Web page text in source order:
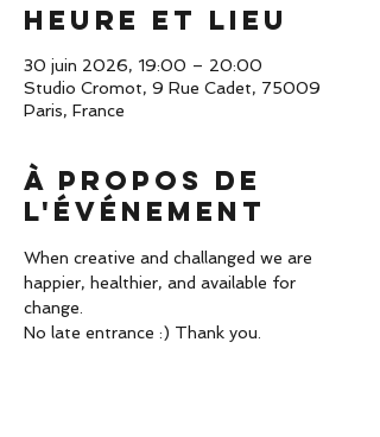
Heure et lieu
30 juin 2026, 19:00 – 20:00
Studio Cromot, 9 Rue Cadet, 75009
Paris, France
À propos de
l'événement
When creative and challanged we are
happier, healthier, and available for
change.
No late entrance :) Thank you.